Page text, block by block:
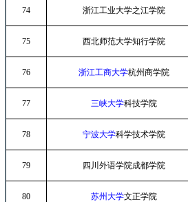
74 浙江工业大学之江学院
75 西北师范大学知行学院
76 浙江工商大学杭州商学院
77 三峡大学科技学院
78 宁波大学科学技术学院
79 四川外语学院成都学院
80 苏州大学文正学院